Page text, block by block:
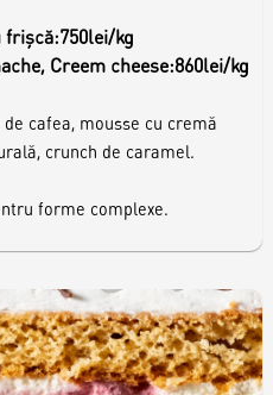
frișcă:750lei/kg
Creem cheese:860lei/kg
cafea, mousse cu cremă
crunch de caramel.
forme complexe.